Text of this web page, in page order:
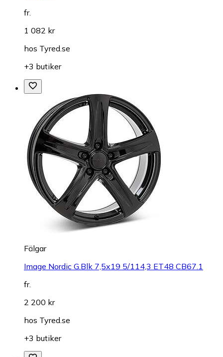
fr.
1 082 kr
hos Tyred.se
+3 butiker
Fälgar
Image Nordic G.Blk 7,5x19 5/114,3 ET48 CB67.1
fr.
2 200 kr
hos Tyred.se
+3 butiker